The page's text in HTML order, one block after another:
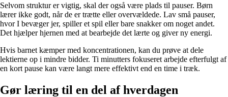
Selvom struktur er vigtig, skal der også være plads til pauser. Børn
lærer ikke godt, når de er trætte eller overvældede. Lav små pauser,
hvor I bevæger jer, spiller et spil eller bare snakker om noget andet.
Det hjælper hjernen med at bearbejde det lærte og giver ny energi.
Hvis barnet kæmper med koncentrationen, kan du prøve at dele
lektierne op i mindre bidder. Ti minutters fokuseret arbejde efterfulgt af
en kort pause kan være langt mere effektivt end en time i træk.
Gør læring til en del af hverdagen